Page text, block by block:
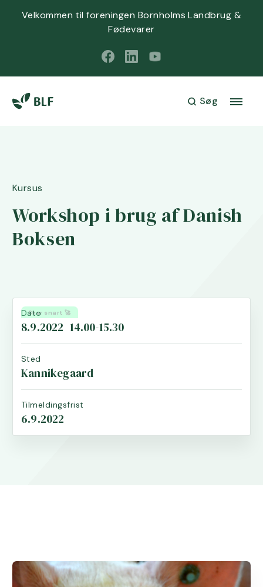
Velkommen til foreningen Bornholms Landbrug &
Fødevarer
Søg
Kursus
Workshop i brug af Danish
Boksen
Sker snart 🚀
Dato
8.9.2022 14.00-15.30
Sted
Kannikegaard
Tilmeldingsfrist
6.9.2022